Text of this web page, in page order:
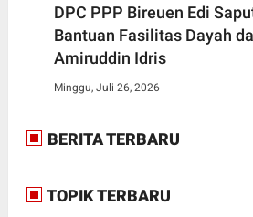
DPC PPP Bireuen Edi
Bantuan Fasilitas Dayah
Amiruddin Idris
Minggu, Juli 26, 2026
BERITA TERBARU
TOPIK TERBARU